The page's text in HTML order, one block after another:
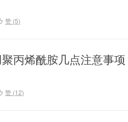
赞 (5)
丙烯酰胺几点注意事项
赞 (12)